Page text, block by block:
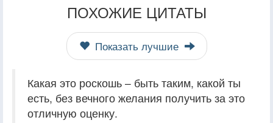
ПОХОЖИЕ ЦИТАТЫ
Показать лучшие
Какая это роскошь – быть таким, какой ты
есть, без вечного желания получить за это
отличную оценку.